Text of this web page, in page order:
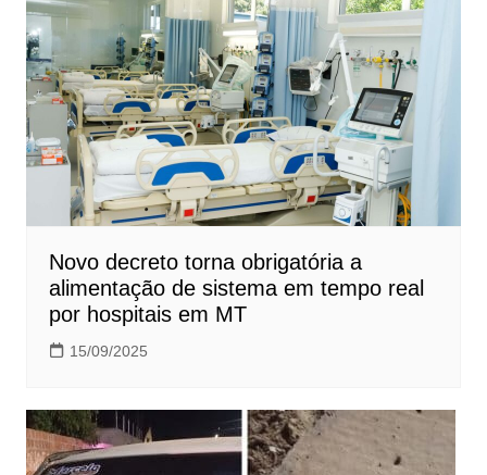
Novo decreto torna obrigatória a
alimentação de sistema em tempo real
por hospitais em MT
15/09/2025